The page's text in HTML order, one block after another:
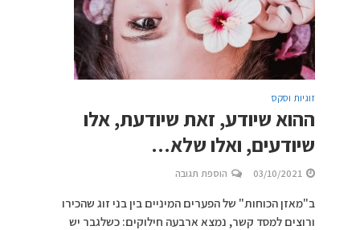
זוגיות וסקס
ההוא שיודע, זאת שיודעת, אלו
שיודעים, ואלו שלא…
03/10/2021 הוספת תגובה
ב"מאזן הכוחות" של הפערים המיניים בין בני זוג שהכירו
ורוצים למסד קשר, נמצא ארבעה חילוקים: כשלגבר יש